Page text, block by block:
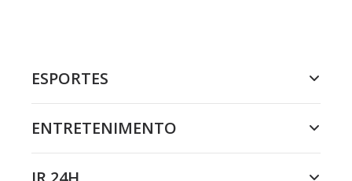
ESPORTES
ENTRETENIMENTO